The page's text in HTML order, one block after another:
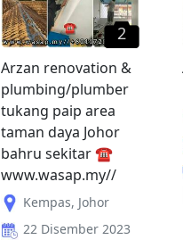
2
Arzan renovation &
plumbing/plumber
tukang paip area
taman daya Johor
bahru sekitar ☎️
www.wasap.my//
Kempas, Johor
22 Disember 2023